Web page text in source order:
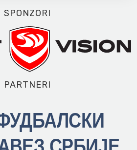
SPONZORI
PARTNERI